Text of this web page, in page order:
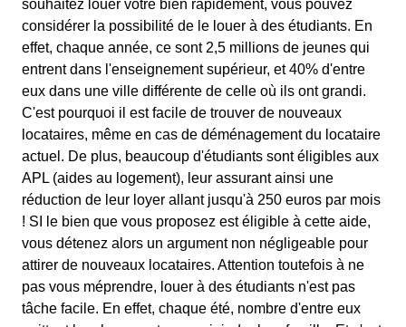
souhaitez louer votre bien rapidement, vous pouvez
considérer la possibilité de le louer à des étudiants. En
effet, chaque année, ce sont 2,5 millions de jeunes qui
entrent dans l'enseignement supérieur, et 40% d'entre
eux dans une ville différente de celle où ils ont grandi.
C'est pourquoi il est facile de trouver de nouveaux
locataires, même en cas de déménagement du locataire
actuel. De plus, beaucoup d'étudiants sont éligibles aux
APL (aides au logement), leur assurant ainsi une
réduction de leur loyer allant jusqu'à 250 euros par mois
! SI le bien que vous proposez est éligible à cette aide,
vous détenez alors un argument non négligeable pour
attirer de nouveaux locataires. Attention toutefois à ne
pas vous méprendre, louer à des étudiants n'est pas
tâche facile. En effet, chaque été, nombre d'entre eux